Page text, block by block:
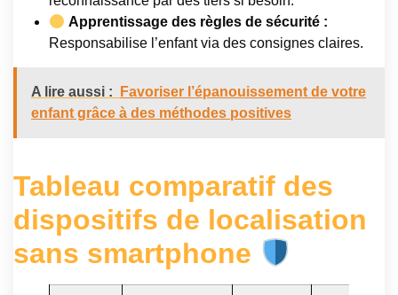
Apprentissage des règles de sécurité :
Responsabilise l’enfant via des consignes claires.
A lire aussi :
Favoriser l’épanouissement de votre
enfant grâce à des méthodes positives
Tableau comparatif des
dispositifs de localisation
sans smartphone